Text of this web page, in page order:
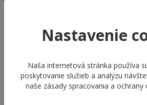
FESTINA
MADEMOISELLE
Nastavenie
Naša internetová stránka používa
poskytovanie služieb a analýzu
naše zásady spracovania a